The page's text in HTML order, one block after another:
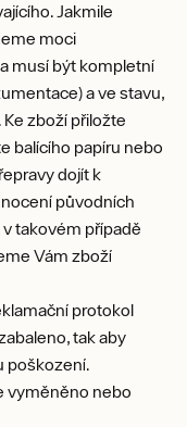
Jakmile
moci
musí být kompletní
a ve stavu,
zboží přiložte
balícího papíru nebo
dojít k
původních
takovém případě
Vám zboží
protokol
tak aby
poškození.
vyměněno nebo